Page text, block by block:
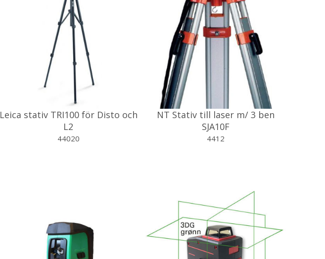
Leica stativ TRI100 för Disto och
L2
44020
NT Stativ till laser m/ 3 ben
SJA10F
4412